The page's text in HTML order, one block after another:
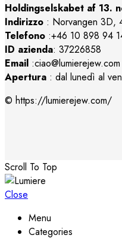
Holdingselskabet af 13.
Indirizzo : Norvangen 3D,
Telefono :+46 10 898 94
ID azienda: 37226858
Email :ciao@lumierejew.com
Apertura : dal lunedì al
© https://lumierejew.com/
Scroll To Top
Close
Menu
Categories